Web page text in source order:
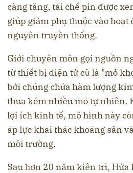
càng tăng, tái chế pin được
giúp giảm phụ thuộc vào hoạt
nguyên truyền thống.
Giới chuyên môn gọi nguồn
từ thiết bị điện tử cũ là "mỏ
bởi chúng chứa hàm lượng
thua kém nhiều mỏ tự nhiên.
lợi ích kinh tế, mô hình này
áp lực khai thác khoáng sản
môi trường.
Sau hơn 20 năm kiên trì, Hứa